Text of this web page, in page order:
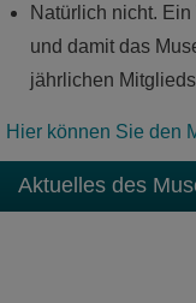
über die
mehr
Natürlich nicht.
und damit das
jährlichen
Hier können Sie den
Aktuelles des